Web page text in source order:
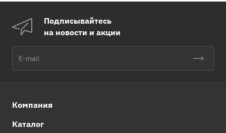
Подписывайтесь
на новости и акции
Компания
Каталог